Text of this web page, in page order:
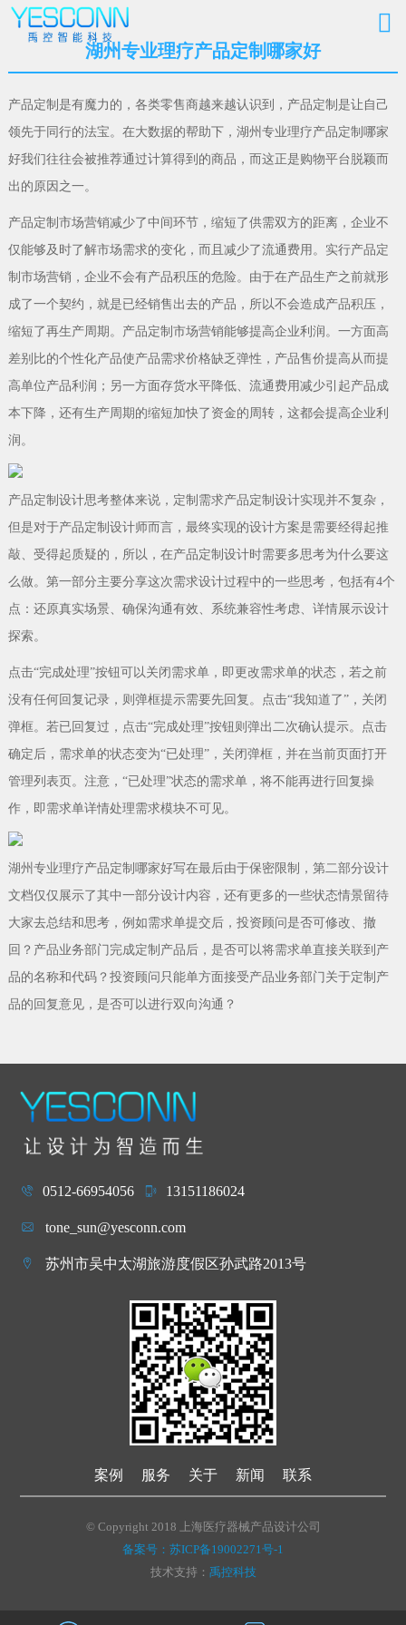
湖州专业理疗产品定制哪家好
产品定制是有魔力的，各类零售商越来越认识到，产品定制是让自己
领先于同行的法宝。在大数据的帮助下，湖州专业理疗产品定制哪家
好我们往往会被推荐通过计算得到的商品，而这正是购物平台脱颖而
出的原因之一。
产品定制市场营销减少了中间环节，缩短了供需双方的距离，企业不
仅能够及时了解市场需求的变化，而且减少了流通费用。实行产品定
制市场营销，企业不会有产品积压的危险。由于在产品生产之前就形
成了一个契约，就是已经销售出去的产品，所以不会造成产品积压，
缩短了再生产周期。产品定制市场营销能够提高企业利润。一方面高
差别比的个性化产品使产品需求价格缺乏弹性，产品售价提高从而提
高单位产品利润；另一方面存货水平降低、流通费用减少引起产品成
本下降，还有生产周期的缩短加快了资金的周转，这都会提高企业利
润。
产品定制设计思考整体来说，定制需求产品定制设计实现并不复杂，
但是对于产品定制设计师而言，最终实现的设计方案是需要经得起推
敲、受得起质疑的，所以，在产品定制设计时需要多思考为什么要这
么做。第一部分主要分享这次需求设计过程中的一些思考，包括有4个
点：还原真实场景、确保沟通有效、系统兼容性考虑、详情展示设计
探索。
点击“完成处理”按钮可以关闭需求单，即更改需求单的状态，若之前
没有任何回复记录，则弹框提示需要先回复。点击“我知道了”，关闭
弹框。若已回复过，点击“完成处理”按钮则弹出二次确认提示。点击
确定后，需求单的状态变为“已处理”，关闭弹框，并在当前页面打开
管理列表页。注意，“已处理”状态的需求单，将不能再进行回复操
作，即需求单详情处理需求模块不可见。
湖州专业理疗产品定制哪家好写在最后由于保密限制，第二部分设计
文档仅仅展示了其中一部分设计内容，还有更多的一些状态情景留待
大家去总结和思考，例如需求单提交后，投资顾问是否可修改、撤
回？产品业务部门完成定制产品后，是否可以将需求单直接关联到产
品的名称和代码？投资顾问只能单方面接受产品业务部门关于定制产
品的回复意见，是否可以进行双向沟通？
0512-66954056 13151186024
tone_sun@yesconn.com
苏州市吴中太湖旅游度假区孙武路2013号
案例 服务 关于 新闻 联系
© Copyright 2018 上海医疗器械产品设计公司
备案号：苏ICP备19002271号-1
技术支持： 禹控科技